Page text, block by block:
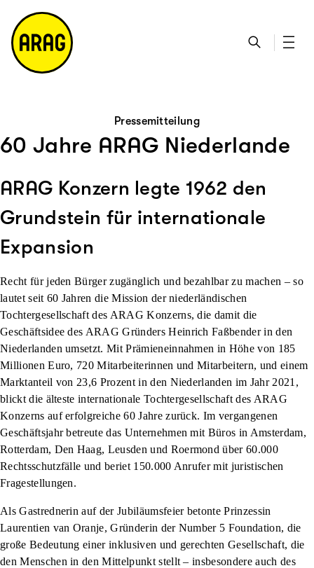
h
e
ta
k
ts
ei
te
e
m
a
p
Pressemitteilung
60 Jahre ARAG Niederlande
ARAG Konzern legte 1962 den
Grundstein für internationale
Expansion
Recht für jeden Bürger zugänglich und bezahlbar zu machen – so
lautet seit 60 Jahren die Mission der niederländischen
Tochtergesellschaft des ARAG Konzerns, die damit die
Geschäftsidee des ARAG Gründers Heinrich Faßbender in den
Niederlanden umsetzt. Mit Prämieneinnahmen in Höhe von 185
Millionen Euro, 720 Mitarbeiterinnen und Mitarbeitern, und einem
Marktanteil von 23,6 Prozent in den Niederlanden im Jahr 2021,
blickt die älteste internationale Tochtergesellschaft des ARAG
Konzerns auf erfolgreiche 60 Jahre zurück. Im vergangenen
Geschäftsjahr betreute das Unternehmen mit Büros in Amsterdam,
Rotterdam, Den Haag, Leusden und Roermond über 60.000
Rechtsschutzfälle und beriet 150.000 Anrufer mit juristischen
Fragestellungen.
Als Gastrednerin auf der Jubiläumsfeier betonte Prinzessin
Laurentien van Oranje, Gründerin der Number 5 Foundation, die
große Bedeutung einer inklusiven und gerechten Gesellschaft, die
den Menschen in den Mittelpunkt stellt – insbesondere auch des